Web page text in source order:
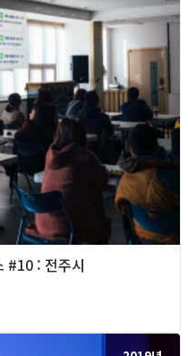
#10 : 전주시